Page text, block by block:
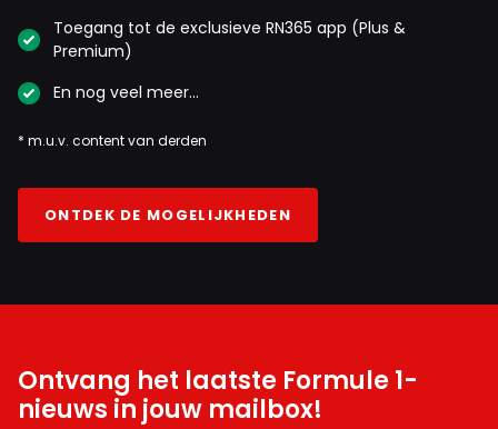
Toegang tot de exclusieve RN365 app (Plus &
Premium)
En nog veel meer…
* m.u.v. content van derden
ONTDEK DE MOGELIJKHEDEN
Ontvang het laatste Formule 1-
nieuws in jouw mailbox!